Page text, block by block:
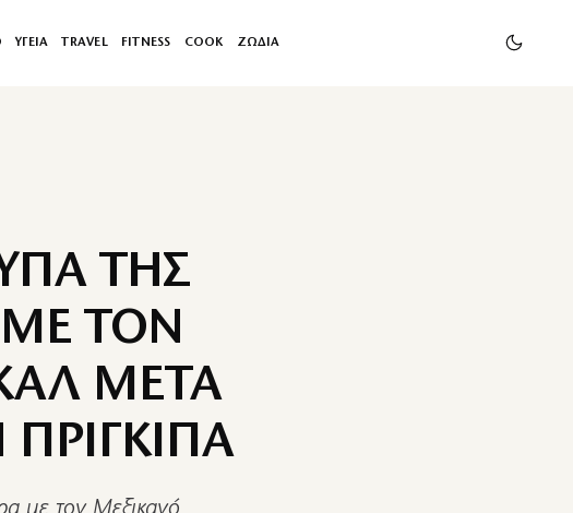
ΥΓΕΙΑ TRAVEL FITNESS COOK ΖΩΔΙΑ
ΤΗΣ
ΤΟΝ
ΜΕΤΑ